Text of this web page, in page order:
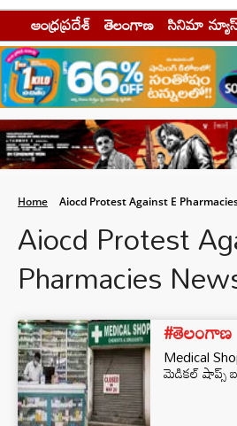
ఆంధ్రప్రదేశ్ తెలంగాణ సినిమా
Home Aiocd Protest Against E
Aiocd Protest
Pharmacies
#తెలంగాణ
Medical
మెడికల్ షాప్స్